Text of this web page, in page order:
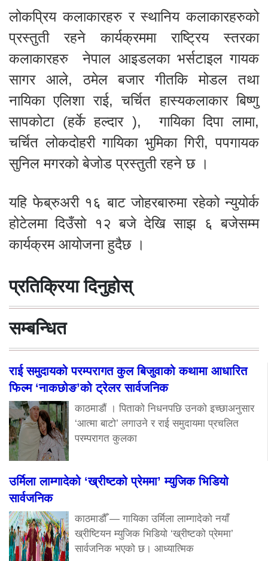
लोकप्रिय कलाकारहरु र स्थानिय कलाकारहरुको
प्रस्तुती रहने कार्यक्रममा राष्ट्रिय स्तरका
कलाकारहरु नेपाल आइडलका भर्सटाइल गायक
सागर आले, ठमेल बजार गीतकि मोडल तथा
नायिका एलिशा राई, चर्चित हास्यकलाकार बिष्णु
सापकोटा (हर्के हल्दार ), गायिका दिपा लामा,
चर्चित लोकदोहरी गायिका भुमिका गिरी, पपगायक
सुनिल मगरको बेजोड प्रस्तुती रहने छ ।
यहि फेब्रुअरी १६ बाट जोहरबारुमा रहेको न्युयोर्क
होटेलमा दिउँसो १२ बजे देखि साझ ६ बजेसम्म
कार्यक्रम आयोजना हुदैछ ।
प्रतिक्रिया दिनुहोस्
सम्बन्धित
राई समुदायको परम्परागत कुल बिजुवाको कथामा आधारित
फिल्म ‘नाकछोङ’को ट्रेलर सार्वजनिक
काठमाडौं । पिताको निधनपछि उनको इच्छाअनुसार
‘आत्मा बाटो’ लगाउने र राई समुदायमा प्रचलित
परम्परागत कुलका
उर्मिला लाम्गादेको ‘ख्रीष्टको प्रेममा’ म्युजिक भिडियो
सार्वजनिक
काठमाडौँ — गायिका उर्मिला लाम्गादेको नयाँ
ख्रीष्टियन म्युजिक भिडियो ‘ख्रीष्टको प्रेममा’
सार्वजनिक भएको छ। आध्यात्मिक